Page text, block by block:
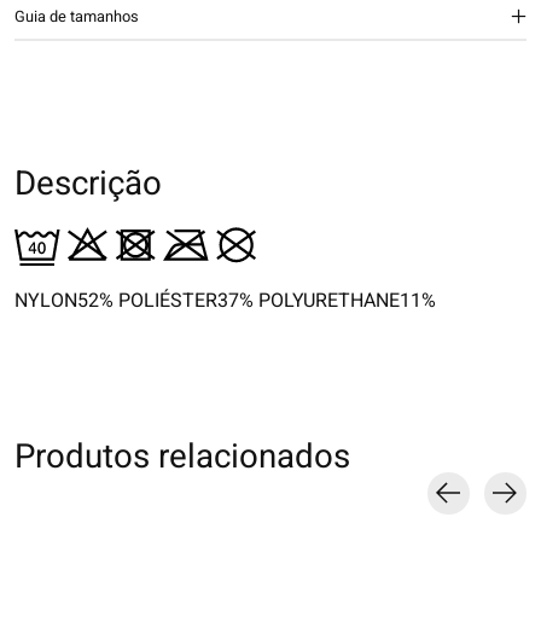
Guia de tamanhos
Descrição
NYLON52% POLIÉSTER37% POLYURETHANE11%
Produtos relacionados